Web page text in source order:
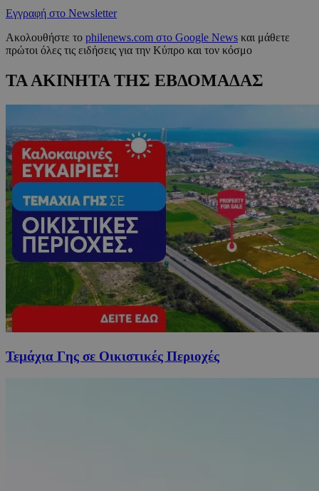
Εγγραφή στο Newsletter
Ακολουθήστε το philenews.com στο Google News και μάθετε
πρώτοι όλες τις ειδήσεις για την Κύπρο και τον κόσμο
ΤΑ ΑΚΙΝΗΤΑ ΤΗΣ ΕΒΔΟΜΑΔΑΣ
Τεμάχια Γης σε Οικιστικές Περιοχές